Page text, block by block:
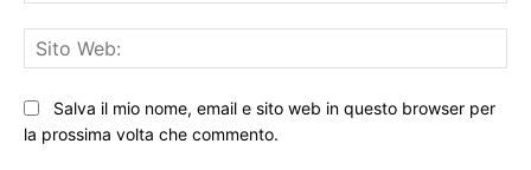
Salva il mio nome, email e sito web in questo browser per
la prossima volta che commento.